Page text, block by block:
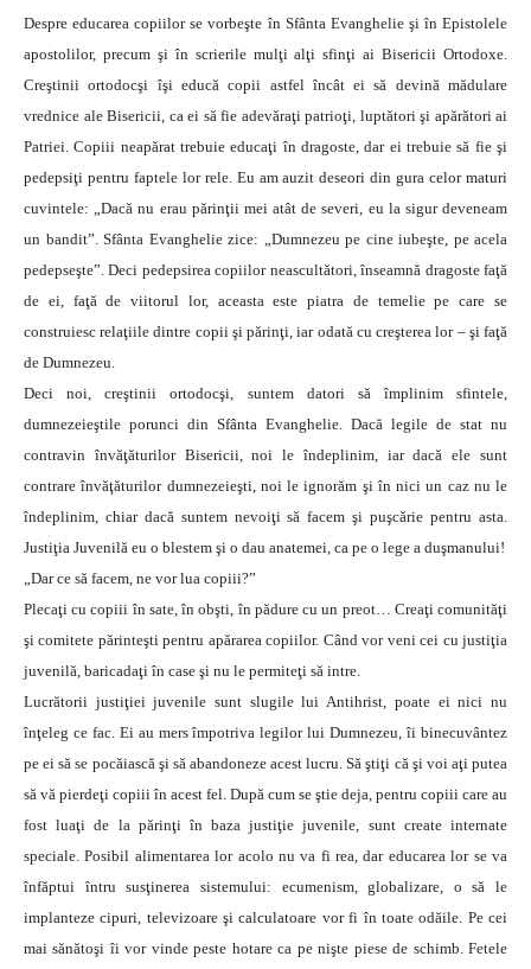
Despre educarea copiilor se vorbeşte în Sfânta Evanghelie şi în Epistolele
apostolilor, precum şi în scrierile mulţi alţi sfinţi ai Bisericii Ortodoxe.
Creştinii ortodocşi îşi educă copii astfel încât ei să devină mădulare
vrednice ale Bisericii, ca ei să fie adevăraţi patrioţi, luptători şi apărători ai
Patriei. Copiii neapărat trebuie educaţi în dragoste, dar ei trebuie să fie şi
pedepsiţi pentru faptele lor rele. Eu am auzit deseori din gura celor maturi
cuvintele: „Dacă nu erau părinţii mei atât de severi, eu la sigur deveneam
un bandit”. Sfânta Evanghelie zice: „Dumnezeu pe cine iubeşte, pe acela
pedepseşte”. Deci pedepsirea copiilor neascultători, înseamnă dragoste faţă
de ei, faţă de viitorul lor, aceasta este piatra de temelie pe care se
construiesc relaţiile dintre copii şi părinţi, iar odată cu creşterea lor – şi faţă
de Dumnezeu.
Deci noi, creştinii ortodocşi, suntem datori să împlinim sfintele,
dumnezeieştile porunci din Sfânta Evanghelie. Dacă legile de stat nu
contravin învăţăturilor Bisericii, noi le îndeplinim, iar dacă ele sunt
contrare învăţăturilor dumnezeieşti, noi le ignorăm şi în nici un caz nu le
îndeplinim, chiar dacă suntem nevoiţi să facem şi puşcărie pentru asta.
Justiţia Juvenilă eu o blestem şi o dau anatemei, ca pe o lege a duşmanului!
„Dar ce să facem, ne vor lua copiii?”
Plecaţi cu copiii în sate, în obşti, în pădure cu un preot… Creaţi comunităţi
şi comitete părinteşti pentru apărarea copiilor. Când vor veni cei cu justiţia
juvenilă, baricadaţi în case şi nu le permiteţi să intre.
Lucrătorii justiţiei juvenile sunt slugile lui Antihrist, poate ei nici nu
înţeleg ce fac. Ei au mers împotriva legilor lui Dumnezeu, îi binecuvântez
pe ei să se pocăiască şi să abandoneze acest lucru. Să ştiţi că şi voi aţi putea
să vă pierdeţi copiii în acest fel. După cum se ştie deja, pentru copiii care au
fost luaţi de la părinţi în baza justiţie juvenile, sunt create internate
speciale. Posibil alimentarea lor acolo nu va fi rea, dar educarea lor se va
înfăptui întru susţinerea sistemului: ecumenism, globalizare, o să le
implanteze cipuri, televizoare şi calculatoare vor fi în toate odăile. Pe cei
mai sănătoşi îi vor vinde peste hotare ca pe nişte piese de schimb. Fetele